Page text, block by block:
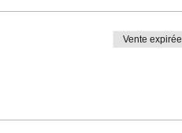
Vente expirée